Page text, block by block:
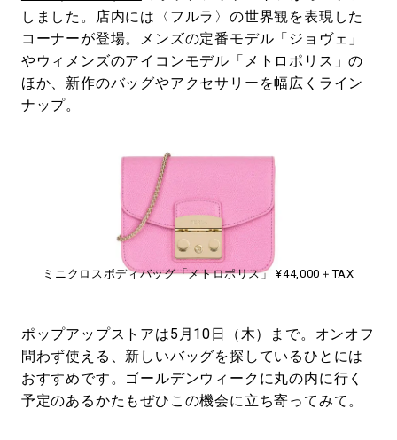
しました。店内には〈フルラ〉の世界観を表現した
コーナーが登場。メンズの定番モデル「ジョヴェ」
やウィメンズのアイコンモデル「メトロポリス」の
ほか、新作のバッグやアクセサリーを幅広くライン
ナップ。
ミニクロスボディバッグ「メトロポリス」 ¥44,000＋TAX
ポップアップストアは5月10日（木）まで。オンオフ
問わず使える、新しいバッグを探しているひとには
おすすめです。ゴールデンウィークに丸の内に行く
予定のあるかたもぜひこの機会に立ち寄ってみて。